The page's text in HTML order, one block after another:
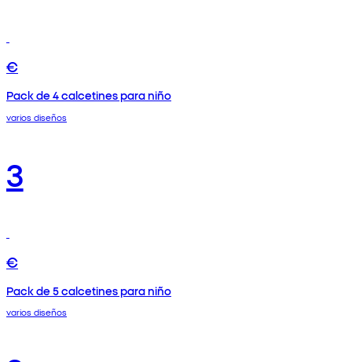
€
Pack de 4 calcetines para niño
varios diseños
3
€
Pack de 5 calcetines para niño
varios diseños